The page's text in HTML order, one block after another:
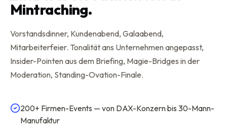
Mintraching.
Vorstandsdinner, Kundenabend, Galaabend,
Mitarbeiterfeier. Tonalität ans Unternehmen angepasst,
Insider-Pointen aus dem Briefing, Magie-Bridges in der
Moderation, Standing-Ovation-Finale.
200+ Firmen-Events — von DAX-Konzern bis 30-Mann-
Manufaktur